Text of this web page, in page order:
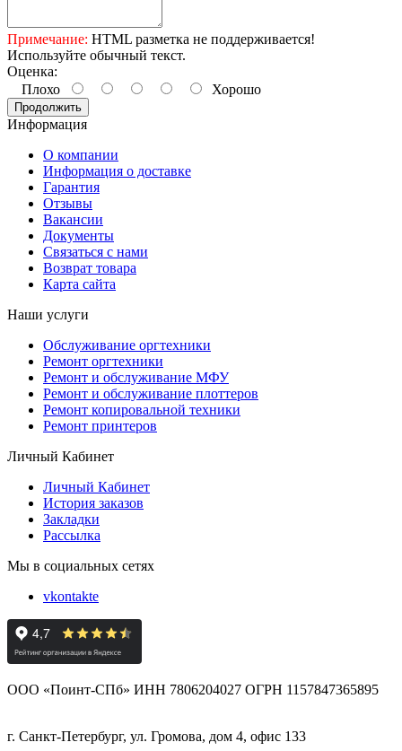
Примечание: HTML разметка не поддерживается!
Используйте обычный текст.
Оценка:
Плохо
Хорошо
Продолжить
Информация
О компании
Информация о доставке
Гарантия
Отзывы
Вакансии
Документы
Связаться с нами
Возврат товара
Карта сайта
Наши услуги
Обслуживание оргтехники
Ремонт оргтехники
Ремонт и обслуживание МФУ
Ремонт и обслуживание плоттеров
Ремонт копировальной техники
Ремонт принтеров
Личный Кабинет
Личный Кабинет
История заказов
Закладки
Рассылка
Мы в социальных сетях
vkontakte
ООО «Поинт-СПб» ИНН 7806204027 ОГРН 1157847365895
г. Санкт-Петербург, ул. Громова, дом 4, офис 133